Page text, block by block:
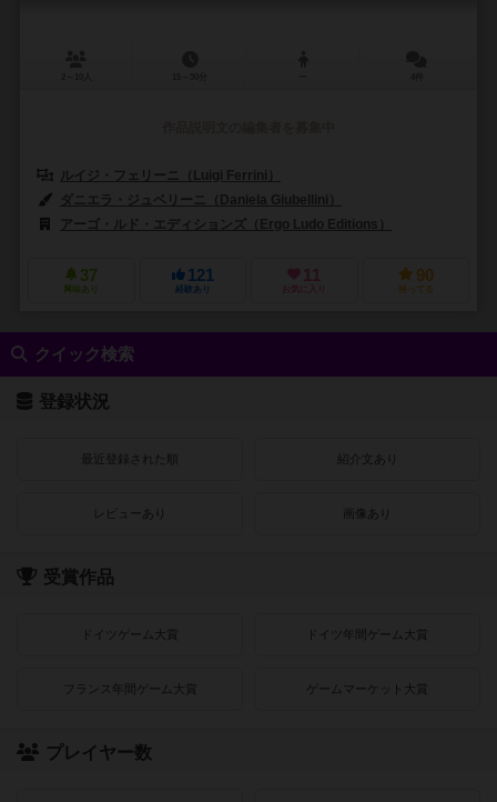
ルイジ・フェリーニ（Luigi Ferrini）
ダニエラ・ジュベリーニ（Daniela Giubellini）
アーゴ・ルド・エディションズ（Ergo Ludo Editions）
37
興味あり
121
経験あり
11
お気に入り
90
持ってる
クイック検索
登録状況
最近登録された順 紹介文あり
レビューあり 画像あり
受賞作品
ドイツゲーム大賞 ドイツ年間ゲーム大賞
フランス年間ゲーム大賞 ゲームマーケット大賞
プレイヤー数